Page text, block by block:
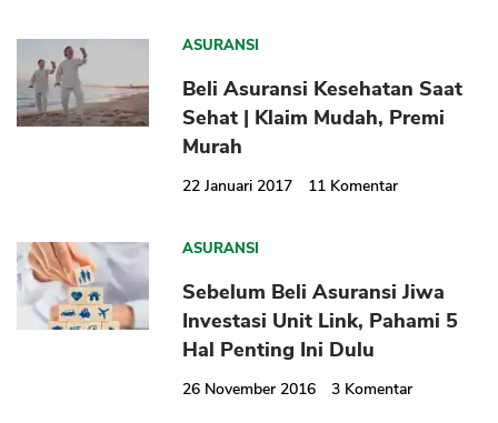
ASURANSI
Beli Asuransi Kesehatan Saat
Sehat | Klaim Mudah, Premi
Murah
22 Januari 2017 11 Komentar
ASURANSI
Sebelum Beli Asuransi Jiwa
Investasi Unit Link, Pahami 5
Hal Penting Ini Dulu
26 November 2016 3 Komentar